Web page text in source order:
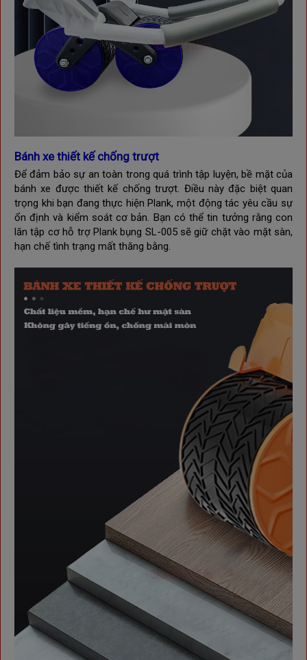
Bánh xe thiết kế chống trượt
Để đảm bảo sự an toàn trong quá trình tập luyện, bề mặt của
bánh xe được thiết kế chống trượt. Điều này đặc biệt quan
trọng khi bạn đang thực hiện Plank, một động tác yêu cầu sự
ổn định và kiểm soát cơ bản. Bạn có thể tin tưởng rằng con
lăn tập cơ hỗ trợ Plank bụng SL-005 sẽ giữ chặt vào mặt sàn,
hạn chế tình trạng mất thăng bằng.